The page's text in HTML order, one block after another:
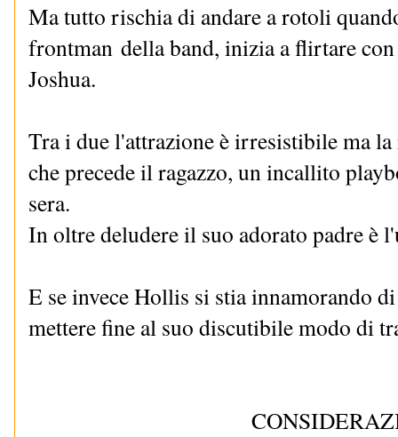
Ma tutto rischia di andare a rotoli
frontman della band, inizia a flirtare
Joshua.
Tra i due l'attrazione è irresistibile ma
che precede il ragazzo, un incallito
sera.
In oltre deludere il suo adorato padre è
E se invece Hollis si stia innamorando
mettere fine al suo discutibile modo di